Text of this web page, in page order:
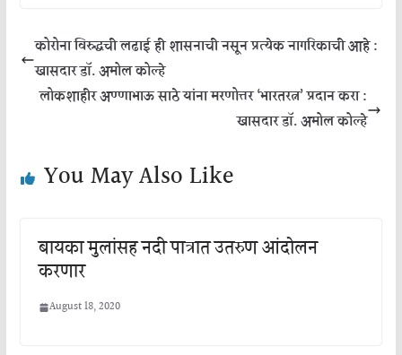
कोरोना विरुद्धची लढाई ही शासनाची नसून प्रत्येक नागरिकाची आहे :
खासदार डॉ. अमोल कोल्हे
लोकशाहीर अण्णाभाऊ साठे यांना मरणोत्तर ‘भारतरत्न’ प्रदान करा :
खासदार डॉ. अमोल कोल्हे
You May Also Like
बायका मुलांसह नदी पात्रात उतरुण आंदोलन
करणार
August 18, 2020